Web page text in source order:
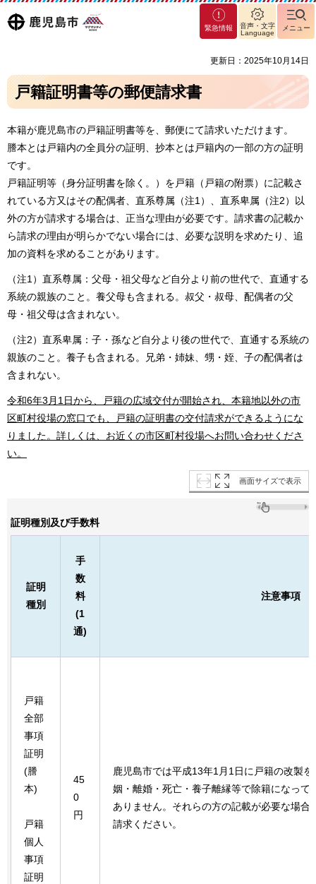
鹿児島
マグ
マシ
緊急情報
音声・文字
Language
メニュー
更新日：2025年10月14日
戸籍証明書等の郵便請求書
本籍が鹿児島市の戸籍証明書等を、郵便にて請求いただけます。
謄本とは戸籍内の全員分の証明、抄本とは戸籍内の一部の方の証明
です。
戸籍証明等（身分証明書を除く。）を戸籍（戸籍の附票）に記載さ
れている方又はその配偶者、直系尊属（注1）、直系卑属（注2）以
外の方が請求する場合は、正当な理由が必要です。請求書の記載か
ら請求の理由が明らかでない場合には、必要な説明を求めたり、追
加の資料を求めることがあります。
（注1）直系尊属：父母・祖父母など自分より前の世代で、直通する
系統の親族のこと。養父母も含まれる。叔父・叔母、配偶者の父
母・祖父母は含まれない。
（注2）直系卑属：子・孫など自分より後の世代で、直通する系統の
親族のこと。養子も含まれる。兄弟・姉妹、甥・姪、子の配偶者は
含まれない。
令和6年3月1日から、戸籍の広域交付が開始され、本籍地以外の市
区町村役場の窓口でも、戸籍の証明書の交付請求ができるようにな
りました。詳しくは、お近くの市区町村役場へお問い合わせくださ
い。
画面サイズで表示
証明種別及び手数料
証明
種別
手
数
料
(1
通)
注意事項
戸籍
全部
事項
証明
(謄
本)
戸籍
個人
事項
証明
45
0
円
鹿児島市では平成13年1月1日に戸籍の改製
姻・離婚・死亡・養子離縁等で除籍になって
ありません。それらの方の記載が必要な場合
請求ください。